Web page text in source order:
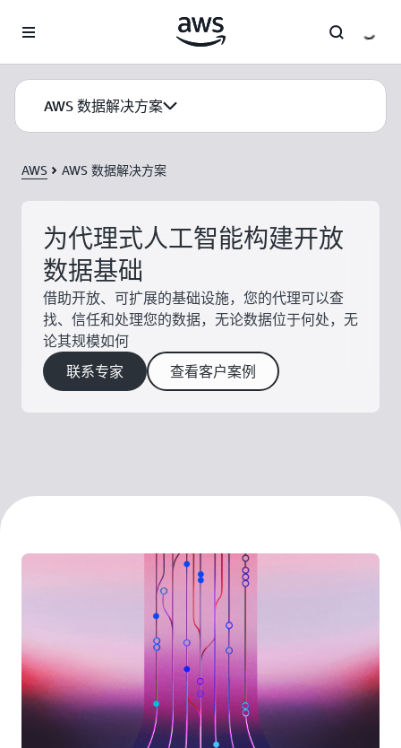
AWS 数据解决方案
AWS AWS 数据解决方案
为代理式人工智能构建开放
数据基础
借助开放、可扩展的基础设施，您的代理可以查
找、信任和处理您的数据，无论数据位于何处，无
论其规模如何
联系专家
查看客户案例